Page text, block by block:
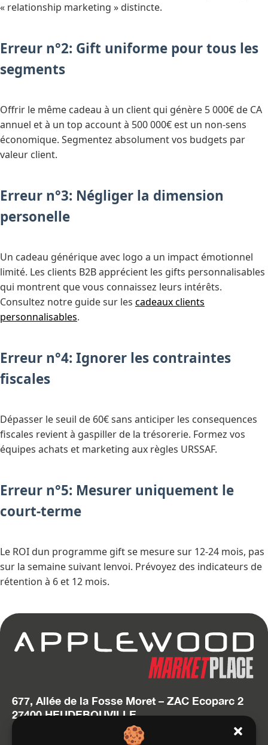
« relationship marketing » distincte.
Erreur n°2: Gift uniforme pour tous les
segments
Offrir le même cadeau à un client qui génère 5 000€ de CA
annuel et à un top account à 500 000€ est un non-sens
économique. Segmentez absolument vos budgets par
valeur client.
Erreur n°3: Négliger la dimension
personelle
Un cadeau générique avec logo a un impact émotionnel
limité. Les clients B2B apprécient les gifts personnalisables
qui montrent que vous connaissez leurs intérêts.
Consultez notre guide sur les cadeaux clients
personnalisables.
Erreur n°4: Ignorer les contraintes
fiscales
Dépasser le seuil de 60€ sans anticiper les consequences
fiscales revient à gaspiller de la trésorerie. Formez vos
équipes achats et marketing aux règles URSSAF.
Erreur n°5: Mesurer uniquement le
court-terme
Le ROI dun programme gift se mesure sur 12-24 mois, pas
sur la semaine suivant lenvoi. Prévoyez des indicateurs de
rétention à 6 et 12 mois.
677, Allée de la Fosse Moret – ZAC Ecoparc 2
27400 HEUDEBOUVILLE